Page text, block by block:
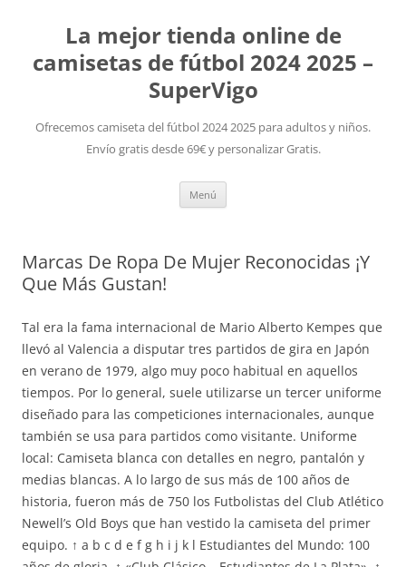
La mejor tienda online de
camisetas de fútbol 2024 2025 –
SuperVigo
Ofrecemos camiseta del fútbol 2024 2025 para adultos y niños.
Envío gratis desde 69€ y personalizar Gratis.
Menú
Marcas De Ropa De Mujer Reconocidas ¡Y
Que Más Gustan!
Tal era la fama internacional de Mario Alberto Kempes que
llevó al Valencia a disputar tres partidos de gira en Japón
en verano de 1979, algo muy poco habitual en aquellos
tiempos. Por lo general, suele utilizarse un tercer uniforme
diseñado para las competiciones internacionales, aunque
también se usa para partidos como visitante. Uniforme
local: Camiseta blanca con detalles en negro, pantalón y
medias blancas. A lo largo de sus más de 100 años de
historia, fueron más de 750 los Futbolistas del Club Atlético
Newell’s Old Boys que han vestido la camiseta del primer
equipo. ↑ a b c d e f g h i j k l Estudiantes del Mundo: 100